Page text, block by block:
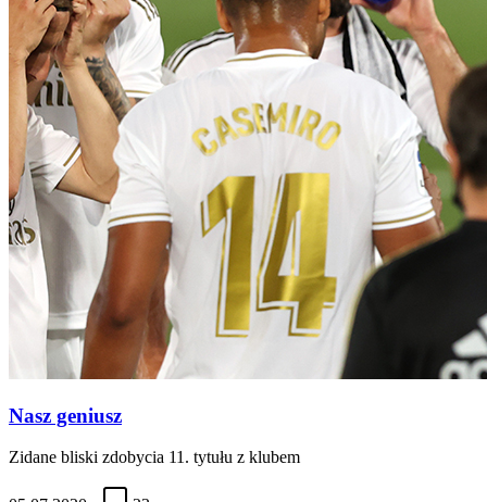
Nasz geniusz
Zidane bliski zdobycia 11. tytułu z klubem